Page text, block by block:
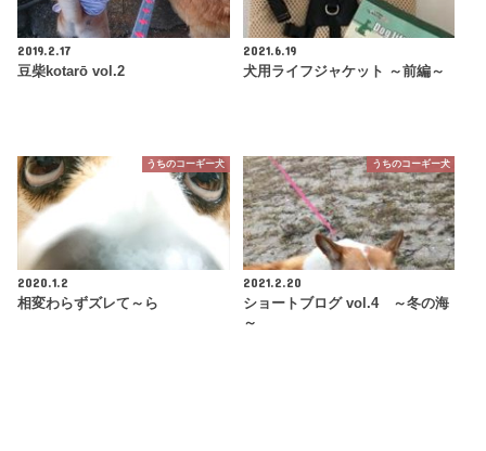
2019.2.17
豆柴kotarō vol.2
2021.6.19
犬用ライフジャケット ～前編～
うちのコーギー犬
2020.1.2
相変わらずズレて～ら
うちのコーギー犬
2021.2.20
ショートブログ vol.4 ～冬の海
～